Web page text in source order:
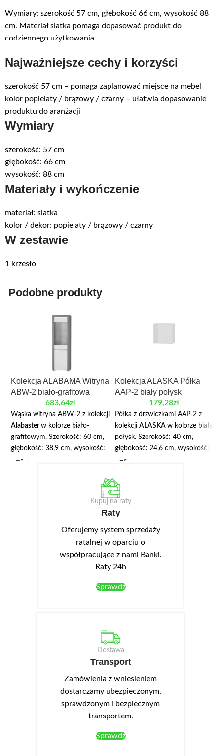
Wymiary: szerokość 57 cm, głębokość 66 cm, wysokość 88
cm. Materiał siatka pomaga dopasować produkt do
codziennego użytkowania.
Najważniejsze cechy i korzyści
szerokość 57 cm – pomaga zaplanować miejsce na mebel
kolor popielaty / brązowy / czarny – ułatwia dopasowanie
produktu do aranżacji
Wymiary
szerokość: 57 cm
głębokość: 66 cm
wysokość: 88 cm
Materiały i wykończenie
materiał: siatka
kolor / dekor: popielaty / brązowy / czarny
W zestawie
1 krzesło
Podobne produkty
Kolekcja ALABAMA Witryna
ABW-2 biało-grafitowa
683,64zł
Wąska witryna ABW-2 z kolekcji
Alabaster w kolorze biało-
grafitowym. Szerokość: 60 cm,
głębokość: 38,9 cm, wysokość:
194,8 cm. W witrynie górna
półkami ze szkła hartowanego,
w dolna z drzwiczkami pełnymi i
jedną półką. Korpus wykonany
jest z wysokiej jakości płyty
laminowanej o zwiększonej
odporności na zarysowania.
której niewidoczne są odciski
umożliwiający otwieranie drzwi.
oświetlenie LED NEO-14 oraz
uzupełnieniem NEO-14
(dodatkowy punkt świetlny typu
Kolekcja ALASKA Półka
AAP-2 biały połysk
179,28zł
Półka z drzwiczkami AAP-2 z
kolekcji ALASKA w kolorze biały
połysk. Szerokość: 40 cm,
głębokość: 24,6 cm, wysokość:
40 cm. Korpus wykonany jest z
laminowanej o grubości 16 mm.
We frontach wykonano
podchwyty ułatwiające
otwieranie.
Kupuj na raty
Raty
Oferujemy system sprzedaży
ratalnej w oparciu o
współpracujące z nami Banki.
Raty 24h
Sprawdź
Dostawa
Transport
Zamówienia z wniesieniem
dostarczamy ubezpieczonym,
sprawdzonym i bezpiecznym
transportem.
Sprawdź